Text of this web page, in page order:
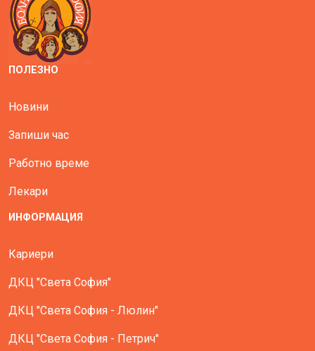
ПОЛЕЗНО
Новини
Запиши час
Работно време
Лекари
ИНФОРМАЦИЯ
Кариери
ДКЦ "Света София"
ДКЦ "Света София - Люлин"
ДКЦ "Света София - Петрич"